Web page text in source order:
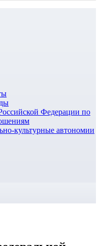
Федерации по
культурные автономии